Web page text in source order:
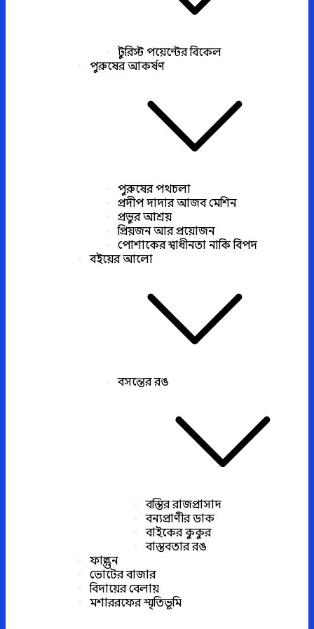
টুরিস্ট পয়েন্টের বিকেল
পুরুষের আকর্ষণ
পুরুষের পথচলা
প্রদীপ দাদার আজব মেশিন
প্রভুর আশ্রয়
প্রিয়জন আর প্রয়োজন
পোশাকের স্বাধীনতা নাকি বিপদ
বইয়ের আলো
বসন্তের রঙ
বস্তির রাজপ্রাসাদ
বন্যপ্রাণীর ডাক
বাইকের কুকুর
বাস্তবতার রঙ
ফাল্গুন
ভোটের বাজার
বিদায়ের বেলায়
মশাররফের স্মৃতিভূমি